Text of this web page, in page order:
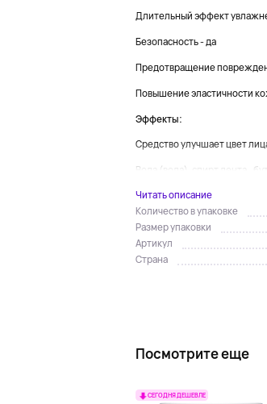
Длительный эффект
Безопасность - да
Предотвращение
Повышение эластичности
Эффекты:
Средство улучшает цвет
Вода (вода), спирт дента.,
Читать описание
Количество в упаковке
Размер упаковки
Артикул
Страна
Посмотрите еще
СЕГОДНЯ ДЕШЕВЛЕ